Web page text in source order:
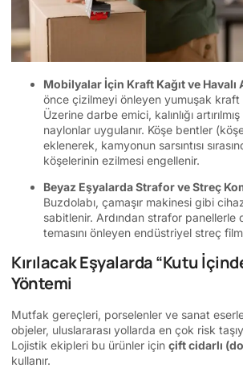
Mobilyalar İçin Kraft Kağıt ve Havalı
önce çizilmeyi önleyen yumuşak kraft
Üzerine darbe emici, kalınlığı
naylonlar uygulanır. Köşe bentler
eklenerek, kamyonun sarsıntısı
köşelerinin ezilmesi engellenir.
Beyaz Eşyalarda Strafor ve Streç
Buzdolabı, çamaşır makinesi gibi
sabitlenir. Ardından strafor panellerle
temasını önleyen endüstriyel streç
Kırılacak Eşyalarda “Kutu
Yöntemi
Mutfak gereçleri, porselenler ve sanat
objeler, uluslararası yollarda en çok risk
Lojistik ekipleri bu ürünler için çift cidarlı
kullanır.